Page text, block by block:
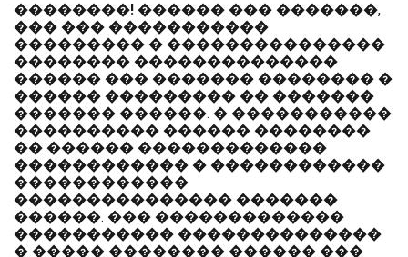
��������! ������ ��� �������,
��� ��� �����������
��������� � ���������������
�������� ��������������
������ ��� ������� �������� �
������ ��������� �� �������
������� ������. � �����������
���������� ������ ��������
�� ������ �������������
������������ � ������������
������������
��������������� �������
������. ��� �������������
����������� ��������������
� ����� �������� ������ ���